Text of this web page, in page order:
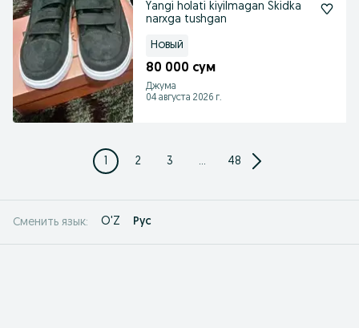
Yangi holati kiyilmagan Skidka
narxga tushgan
Новый
80 000 сум
Джума
04 августа 2026 г.
1 2 3 ... 48
Сменить язык: O'Z Рус